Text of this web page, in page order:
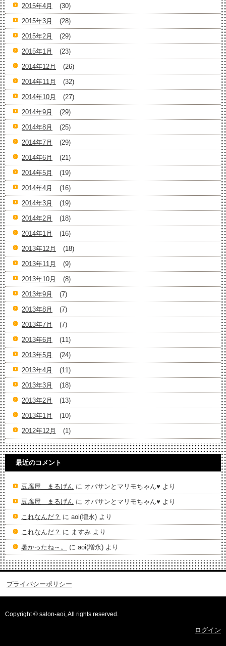
2015年4月
(30)
2015年3月
(28)
2015年2月
(29)
2015年1月
(23)
2014年12月
(26)
2014年11月
(32)
2014年10月
(27)
2014年9月
(29)
2014年8月
(25)
2014年7月
(29)
2014年6月
(21)
2014年5月
(19)
2014年4月
(16)
2014年3月
(19)
2014年2月
(18)
2014年1月
(16)
2013年12月
(18)
2013年11月
(9)
2013年10月
(8)
2013年9月
(7)
2013年8月
(7)
2013年7月
(7)
2013年6月
(11)
2013年5月
(24)
2013年4月
(11)
2013年3月
(18)
2013年2月
(13)
2013年1月
(10)
2012年12月
(1)
最近のコメント
豆腐屋 まるげん に オバサンとマリモちゃん♥️ より
豆腐屋 まるげん に オバサンとマリモちゃん♥️ より
これなんだ？ に aoi(増永) より
これなんだ？ に ますみ より
暑かったね～。
に aoi(増永) より
プライバシーポリシー
Copyright © salon-aoi, All rights reserved.
ログイン